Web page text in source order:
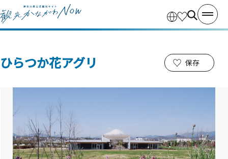
ひらつか花アグリ 保存